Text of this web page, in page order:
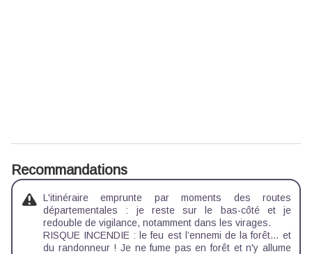
Recommandations
L'itinéraire emprunte par moments des routes
départementales : je reste sur le bas-côté et je
redouble de vigilance, notamment dans les virages.
RISQUE INCENDIE : le feu est l’ennemi de la forêt… et
du randonneur ! Je ne fume pas en forêt et n'y allume